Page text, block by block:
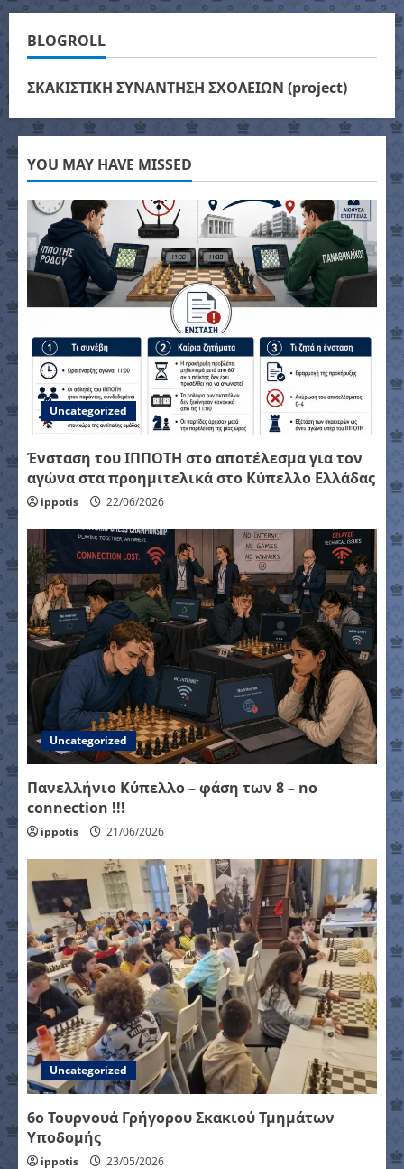
BLOGROLL
ΣΚΑΚΙΣΤΙΚΗ ΣΥΝΑΝΤΗΣΗ ΣΧΟΛΕΙΩΝ (project)
YOU MAY HAVE MISSED
Uncategorized
Ένσταση του ΙΠΠΟΤΗ στο αποτέλεσμα για τον
αγώνα στα προημιτελικά στο Κύπελλο Ελλάδας
ippotis 22/06/2026
Uncategorized
Πανελλήνιο Κύπελλο – φάση των 8 – no
connection !!!
ippotis 21/06/2026
Uncategorized
6ο Τουρνουά Γρήγορου Σκακιού Τμημάτων
Υποδομής
ippotis 23/05/2026